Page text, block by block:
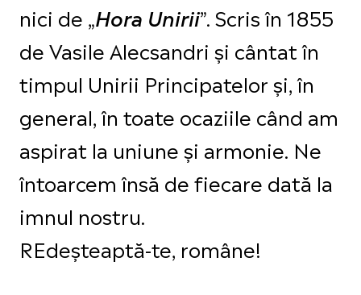
nici de „Hora Unirii”. Scris în 1855
de Vasile Alecsandri și cântat în
timpul Unirii Principatelor şi, în
general, în toate ocaziile când am
aspirat la uniune şi armonie. Ne
întoarcem însă de fiecare dată la
imnul nostru.
REdeșteaptă-te, române!